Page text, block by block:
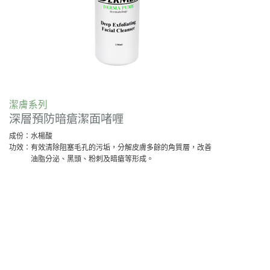
潔膚系列
深層預防暗瘡潔面啫喱
成份： 水楊酸
功效： 有效清除阻塞毛孔的污垢，分解皮膚多餘的角質層，改善
油脂分泌、黑頭、粉刺及暗瘡等形成。
Copyright © 2013 Derm Central Limited. All rights reserved. Designed by